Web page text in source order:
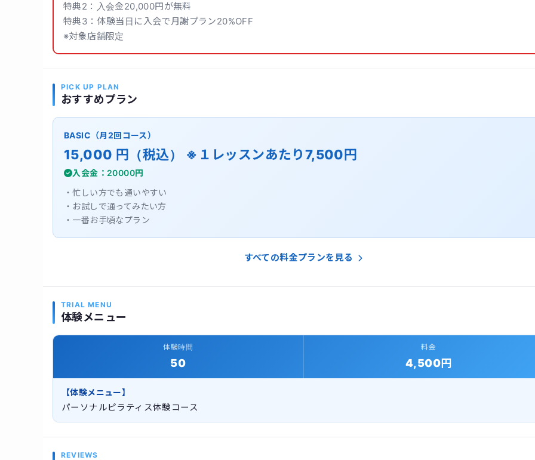
特典2：入会金20,000円が無料
特典3：体験当日に入会で月謝プラン20%OFF
※対象店舗限定
PICK UP PLAN
おすすめプラン
BASIC（月2回コース）
15,000 円（税込） ※１レッスンあたり7,500円
入会金：20000円
・忙しい方でも通いやすい
・お試しで通ってみたい方
・一番お手頃なプラン
すべての料金プランを見る
TRIAL MENU
体験メニュー
体験時間
50
料金
4,500円
【体験メニュー】
パーソナルピラティス体験コース
REVIEWS